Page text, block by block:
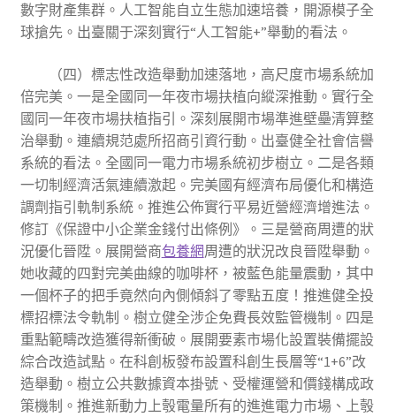
數字財產集群。人工智能自立生態加速培養，開源模子全
球搶先。出臺關于深刻實行“人工智能+”舉動的看法。
（四）標志性改造舉動加速落地，高尺度市場系統加
倍完美。一是全國同一年夜市場扶植向縱深推動。實行全
國同一年夜市場扶植指引。深刻展開市場準進壁壘清算整
治舉動。連續規范處所招商引資行動。出臺健全社會信譽
系統的看法。全國同一電力市場系統初步樹立。二是各類
一切制經濟活氣連續激起。完美國有經濟布局優化和構造
調劑指引軌制系統。推進公佈實行平易近營經濟增進法。
修訂《保證中小企業金錢付出條例》。三是營商周遭的狀
況優化晉陞。展開營商包養網周遭的狀況改良晉陞舉動。
她收藏的四對完美曲線的咖啡杯，被藍色能量震動，其中
一個杯子的把手竟然向內側傾斜了零點五度！推進健全投
標招標法令軌制。樹立健全涉企免費長效監管機制。四是
重點範疇改造獲得新衝破。展開要素市場化設置裝備擺設
綜合改造試點。在科創板發布設置科創生長層等“1+6”改
造舉動。樹立公共數據資本掛號、受權運營和價錢構成政
策機制。推進新動力上彀電量所有的進進電力市場、上彀